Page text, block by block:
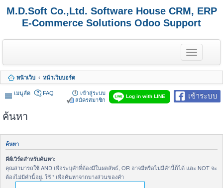
M.D.Soft Co.,Ltd. Software House CRM, ERP
E-Commerce Solutions Odoo Support
T
o
g
l
e
n
a
a
i
หน้าเว็บ หน้าเว็บบอร์ด
เมนูลัด เข้าระบบ
Log in with LINE
FAQ
เข้าสู่ระบบ
สมัครสมาชิก
ค้นหา
ค้นหา
คีย์เวิร์ดสำหรับค้นหา:
คุณสามารถใช้ AND เพื่อระบุคำที่ต้องมีในผลลัพธ์, OR อาจมีหรือไม่มีคำนี้ก็ได้ และ NOT จะ
ต้องไม่มีคำนี้อยู่. ใช้ * เพื่อค้นหาจากบางส่วนของคำ